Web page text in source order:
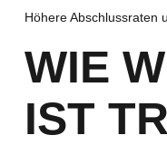
Höhere Abschlussraten
WIE
IST